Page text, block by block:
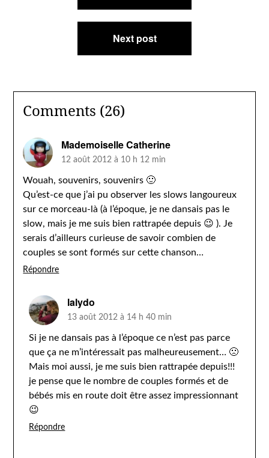
Next post
Comments (26)
Mademoiselle Catherine
12 août 2012 à 10 h 12 min
Wouah, souvenirs, souvenirs 🙂
Qu’est-ce que j’ai pu observer les slows langoureux
sur ce morceau-là (à l’époque, je ne dansais pas le
slow, mais je me suis bien rattrapée depuis 😉 ). Je
serais d’ailleurs curieuse de savoir combien de
couples se sont formés sur cette chanson…
Répondre
lalydo
13 août 2012 à 14 h 40 min
Si je ne dansais pas à l’époque ce n’est pas parce
que ça ne m’intéressait pas malheureusement… 🙁
Mais moi aussi, je me suis bien rattrapée depuis!!!
je pense que le nombre de couples formés et de
bébés mis en route doit être assez impressionnant
😉
Répondre